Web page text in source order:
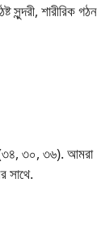
শারীরিক গঠন
(৩৪, ৩০, ৩৬). আমরা
সাথে.